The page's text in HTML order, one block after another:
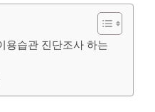
용습관 진단조사 하는